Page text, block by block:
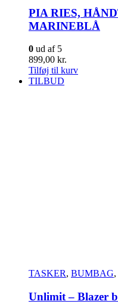
PIA RIES,
MARINEBLÅ
0 ud af 5
899,00 kr.
Tilføj til kurv
TILBUD
TASKER, BUMBAG,
Unlimit – Blazer